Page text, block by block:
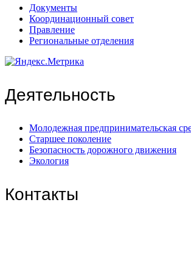
Документы
Координационный совет
Правление
Региональные отделения
Деятельность
Молодежная предпринимательская
Старшее поколение
Безопасность дорожного движения
Экология
Контакты